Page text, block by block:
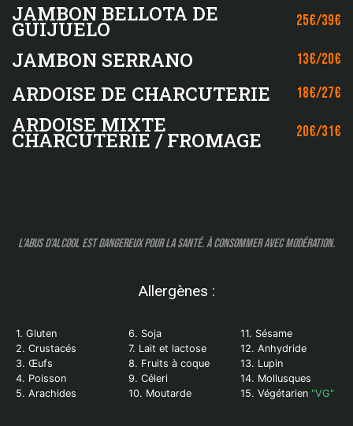
JAMBON BELLOTA DE
GUIJUELO 25€/39€
JAMBON SERRANO 13€/20€
ARDOISE DE CHARCUTERIE 18€/27€
ARDOISE MIXTE
CHARCUTERIE / FROMAGE 20€/31€
L’abus d’alcool est dangereux pour la santé. À consommer avec modération.
Allergènes :
1. Gluten
2. Crustacés
3. Œufs
4. Poisson
5. Arachides
6. Soja
7. Lait et lactose
8. Fruits à coque
9. Céleri
10. Moutarde
11. Sésame
12. Anhydride
13. Lupin
14. Mollusques
15. Végétarien "VG"